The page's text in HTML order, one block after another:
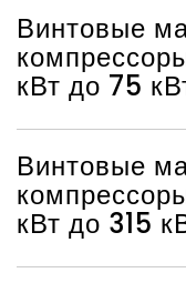
Винтовые
кВт до 75
Винтовые
кВт до 315